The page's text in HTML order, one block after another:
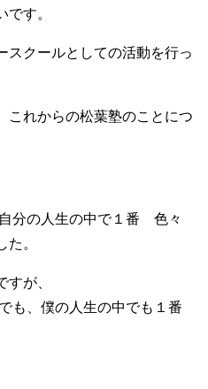
す。
スクールとしての活動を行っ
これからの松葉塾のことにつ
分の人生の中で１番 色々
。
が、
も、僕の人生の中でも１番